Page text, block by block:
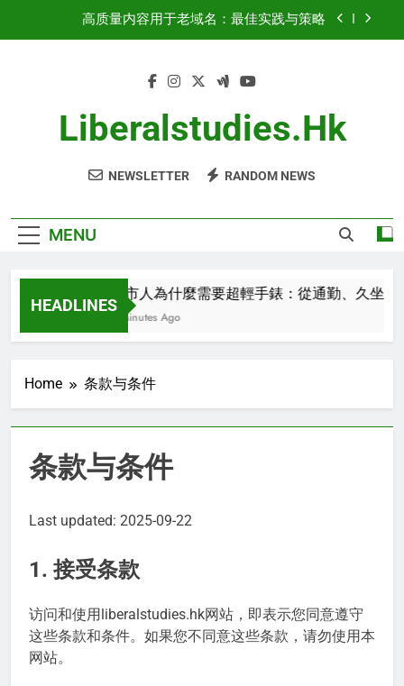
高质量内容用于老域名：最佳实践与策略
Traffic History
都市人為什麼需要超輕手錶：從通勤、久坐到睡
高质量内容用于老域名：最佳实践与策略
关键指标：Domain Authority、Backlink Profile、
Liberalstudies.hk
NEWSLETTER RANDOM NEWS
MENU
HEADLINES
都市人為什麼需要超輕手錶：從通勤、久坐到
2 Minutes Ago
Home 条款与条件
条款与条件
Last updated: 2025-09-22
1. 接受条款
访问和使用liberalstudies.hk网站，即表示您同意遵守
这些条款和条件。如果您不同意这些条款，请勿使用本
网站。